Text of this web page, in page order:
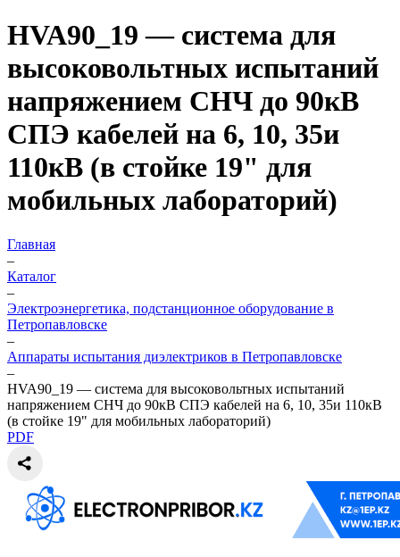
HVA90_19 — система для
высоковольтных испытаний
напряжением СНЧ до 90кВ
СПЭ кабелей на 6, 10, 35и
110кВ (в стойке 19" для
мобильных лабораторий)
Главная
–
Каталог
–
Электроэнергетика, подстанционное оборудование в
Петропавловске
–
Аппараты испытания диэлектриков в Петропавловске
–
HVA90_19 — система для высоковольтных испытаний
напряжением СНЧ до 90кВ СПЭ кабелей на 6, 10, 35и 110кВ
(в стойке 19" для мобильных лабораторий)
PDF